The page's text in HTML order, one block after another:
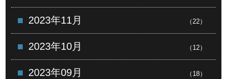
2023年11月 （22）
2023年10月 （12）
2023年09月 （18）